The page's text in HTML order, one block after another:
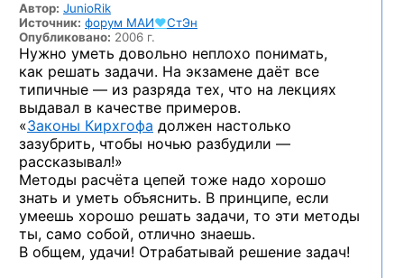
Автор: JunioRik
Источник: форум МАИ♥СтЭн
Опубликовано: 2006 г.
Нужно уметь довольно неплохо понимать,
как решать задачи. На экзамене даёт все
типичные — из разряда тех, что на лекциях
выдавал в качестве примеров.
«Законы Кирхгофа должен настолько
зазубрить, чтобы ночью разбудили —
рассказывал!»
Методы расчёта цепей тоже надо хорошо
знать и уметь объяснить. В принципе, если
умеешь хорошо решать задачи, то эти методы
ты, само собой, отлично знаешь.
В общем, удачи! Отрабатывай решение задач!